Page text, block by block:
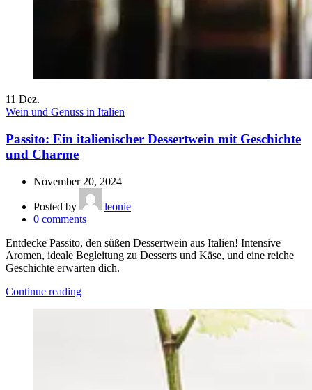
11 Dez.
Wein und Genuss in Italien
Passito: Ein italienischer Dessertwein mit Geschichte
und Charme
November 20, 2024
Posted by
leonie
0 comments
Entdecke Passito, den süßen Dessertwein aus Italien! Intensive
Aromen, ideale Begleitung zu Desserts und Käse, und eine reiche
Geschichte erwarten dich.
Continue reading